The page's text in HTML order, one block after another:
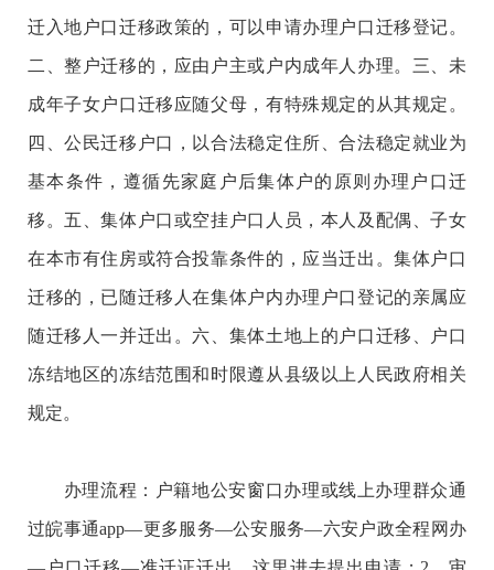
迁入地户口迁移政策的，可以申请办理户口迁移登记。
二、整户迁移的，应由户主或户内成年人办理。三、未
成年子女户口迁移应随父母，有特殊规定的从其规定。
四、公民迁移户口，以合法稳定住所、合法稳定就业为
基本条件，遵循先家庭户后集体户的原则办理户口迁
移。五、集体户口或空挂户口人员，本人及配偶、子女
在本市有住房或符合投靠条件的，应当迁出。集体户口
迁移的，已随迁移人在集体户内办理户口登记的亲属应
随迁移人一并迁出。六、集体土地上的户口迁移、户口
冻结地区的冻结范围和时限遵从县级以上人民政府相关
规定。
办理流程：户籍地公安窗口办理或线上办理群众通
过皖事通app—更多服务—公安服务—六安户政全程网办